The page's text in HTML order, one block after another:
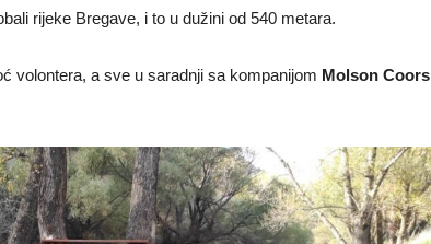
rijeke Bregave, i to u dužini od 540 metara.
volontera, a sve u saradnji sa kompanijom Molson Coors